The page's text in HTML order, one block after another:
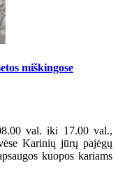
miškingose
val. iki 17.00 val.,
Karinių jūrų pajėgų
kuopos kariams